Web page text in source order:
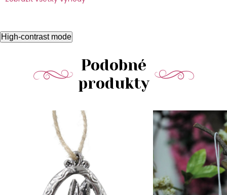
High-contrast mode
Podobné
produkty